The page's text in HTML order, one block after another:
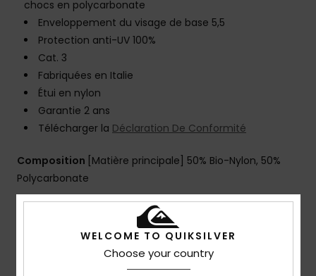
chocs en polycarbonate
Enveloppement du visage de base 5,5
Protection anti-UV 100%
Cat. 3
Fabriquées en Italie
Étui en nylon
Garantie 2 ans
Télécharger la Déclaration De Conformité
Composition [Matière principale] 50% Bio-Nylon, 50%
Polycarbonate
Traçabilité du produit (Loi Agec)
Livraison & Retours
WELCOME TO QUIKSILVER
Choose your country